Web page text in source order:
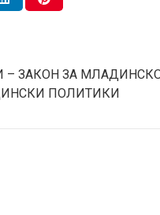
ЗАКОН ЗА
ПОЛИТИКИ